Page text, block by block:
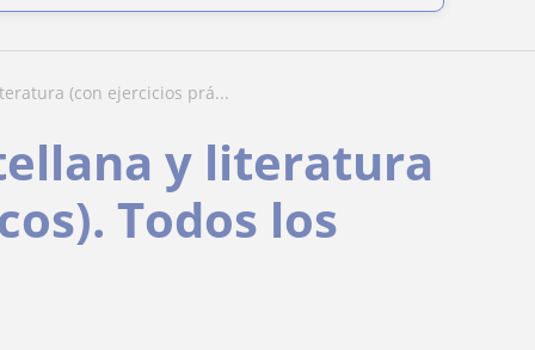
(con ejercicios prá...
y literatura
Todos los